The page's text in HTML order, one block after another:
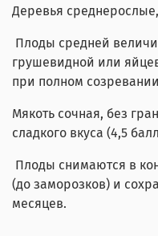
Деревья
Плоды средней
грушевидной или
при полном
Мякоть сочная, без
сладкого вкуса (4,5
Плоды снимаются в
(до заморозков) и
месяцев.